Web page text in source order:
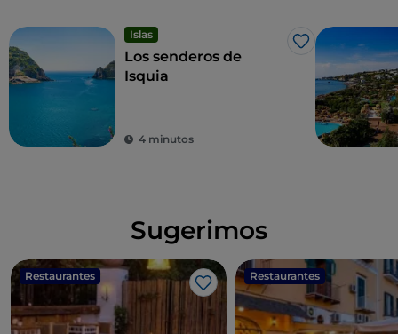
Islas
Me gusta
Los senderos de
Isquia
4 minutos
Sugerimos
Restaurantes
Me gusta
Restaurantes